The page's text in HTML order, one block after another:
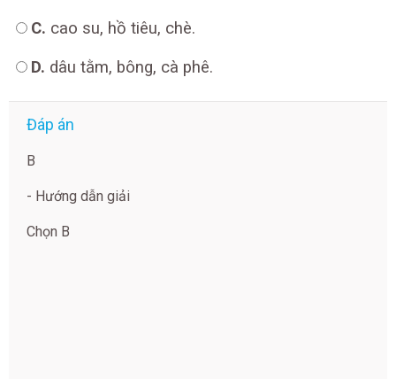
C. cao su, hồ tiêu, chè.
D. dâu tằm, bông, cà phê.
Đáp án
B
- Hướng dẫn giải
Chọn B